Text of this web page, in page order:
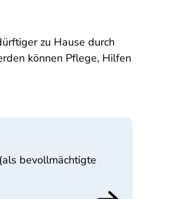
zu Hause durch
können Pflege, Hilfen
bevollmächtigte